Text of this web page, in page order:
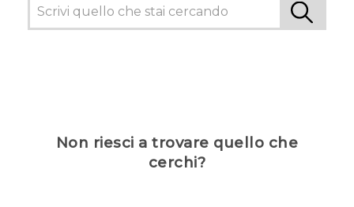
Non riesci a trovare quello che
cerchi?